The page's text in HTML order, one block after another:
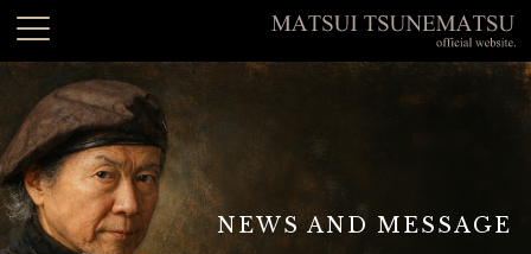
NEWS AND MESSAGE